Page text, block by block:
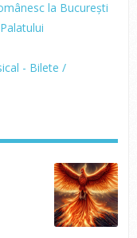
la București
- Bilete /